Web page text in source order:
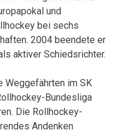
und
bei sechs
2004 beendete er
aktiver Schiedsrichter.
Weggefährten im SK
Bundesliga
Die Rollhockey-
Andenken